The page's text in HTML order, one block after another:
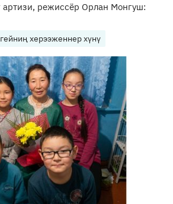
режиссёр Орлан Монгуш:
херээженнер хүнү